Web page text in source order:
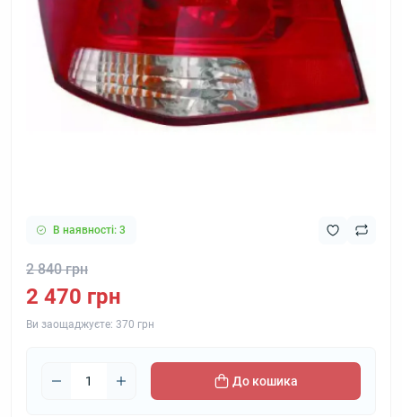
В наявності: 3
2 840 грн
2 470 грн
Ви заощаджуєте: 370 грн
До кошика